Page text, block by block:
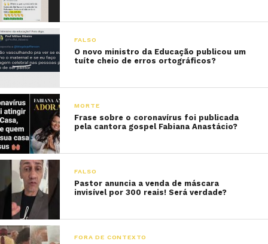
FALSO
O novo ministro da Educação publicou um
tuíte cheio de erros ortográficos?
MORTE
Frase sobre o coronavírus foi publicada
pela cantora gospel Fabiana Anastácio?
FALSO
Pastor anuncia a venda de máscara
invisível por 300 reais! Será verdade?
FORA DE CONTEXTO